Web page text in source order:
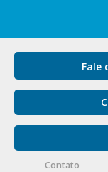
Fale
Contato